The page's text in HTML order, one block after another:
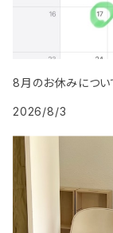
8月のお休みにつ
2026/8/3